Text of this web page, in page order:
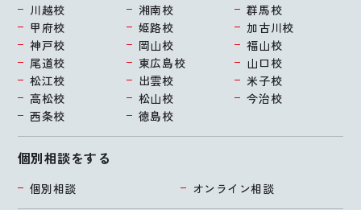
個別相談をする
個別相談 オンライン相談
川越校 湘南校
群馬校
甲府校
姫路校
加古川校
神戸校
岡山校
福山校
尾道校
東広島校
山口校
松江校
出雲校
米子校
高松校
松山校
今治校
西条校
徳島校